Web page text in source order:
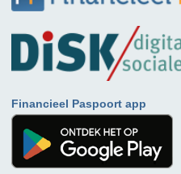
Financieel Paspoort app